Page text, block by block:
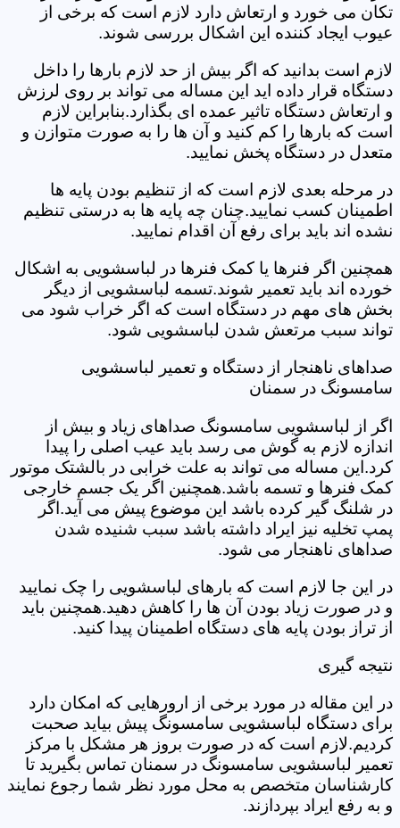
تکان می خورد و ارتعاش دارد لازم است که برخی از
عیوب ایجاد کننده این اشکال بررسی شوند.
لازم است بدانید که اگر بیش از حد لازم بارها را داخل
دستگاه قرار داده اید این مساله می تواند بر روی لرزش
و ارتعاش دستگاه تاثیر عمده ای بگذارد.بنابراین لازم
است که بارها را کم کنید و آن ها را به صورت متوازن و
متعدل در دستگاه پخش نمایید.
در مرحله بعدی لازم است که از تنظیم بودن پایه ها
اطمینان کسب نمایید.چنان چه پایه ها به درستی تنظیم
نشده اند باید برای رفع آن اقدام نمایید.
همچنین اگر فنرها یا کمک فنرها در لباسشویی به اشکال
خورده اند باید تعمیر شوند.تسمه لباسشویی از دیگر
بخش های مهم در دستگاه است که اگر خراب شود می
تواند سبب مرتعش شدن لباسشویی شود.
صداهای ناهنجار از دستگاه و تعمیر لباسشویی
سامسونگ در سمنان
اگر از لباسشویی سامسونگ صداهای زیاد و بیش از
اندازه لازم به گوش می رسد باید عیب اصلی را پیدا
کرد.این مساله می تواند به علت خرابی در بالشتک موتور
کمک فنرها و تسمه باشد.همچنین اگر یک جسم خارجی
در شلنگ گیر کرده باشد این موضوع پیش می آید.اگر
پمپ تخلیه نیز ایراد داشته باشد سبب شنیده شدن
صداهای ناهنجار می شود.
در این جا لازم است که بارهای لباسشویی را چک نمایید
و در صورت زیاد بودن آن ها را کاهش دهید.همچنین باید
از تراز بودن پایه های دستگاه اطمینان پیدا کنید.
نتیجه گیری
در این مقاله در مورد برخی از ارورهایی که امکان دارد
برای دستگاه لباسشویی سامسونگ پیش بیاید صحبت
کردیم.لازم است که در صورت بروز هر مشکل با مرکز
تعمیر لباسشویی سامسونگ در سمنان تماس بگیرید تا
کارشناسان متخصص به محل مورد نظر شما رجوع نمایند
و به رفع ایراد بپردازند.